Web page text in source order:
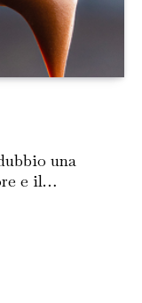
una
e il…